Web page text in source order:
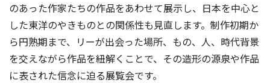
のあった作家たちの作品をあわせて展示し、日本を中心と
した東洋のやきものとの関係性も見直します。制作初期か
ら円熟期まで、リーが出会った場所、もの、人、時代背景
を交えながら作品を紐解くことで、その造形の源泉や作品
に表された信念に迫る展覧会です。